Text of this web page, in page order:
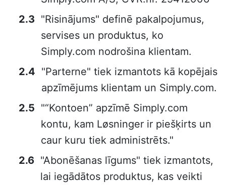
"Risinājums" definē pakalpojumus,
servises un produktus, ko
Simply.com nodrošina klientam.
"Parterne" tiek izmantots kā kopējais
apzīmējums klientam un Simply.com.
"“Kontoen” apzīmē Simply.com
kontu, kam Løsninger ir piešķirts un
caur kuru tiek administrēts."
"Abonēšanas līgums" tiek izmantots,
lai iegādātos produktus, kas veikti